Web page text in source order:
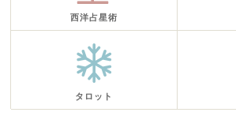
西洋占星術
タロット